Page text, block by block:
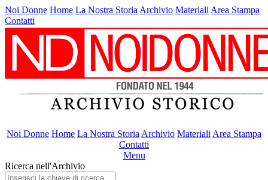
Noi Donne Home La Nostra Storia Archivio Materiali Area Stampa
Contatti
Noi Donne Home La Nostra Storia Archivio Materiali Area Stampa
Contatti
Menu
Ricerca nell'Archivio